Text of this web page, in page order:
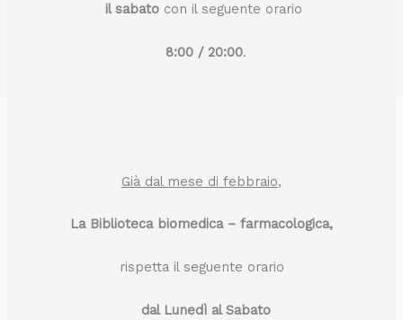
il sabato con il seguente orario
8:00 / 20:00.
Già dal mese di febbraio,
La Biblioteca biomedica – farmacologica,
rispetta il seguente orario
dal Lunedì al Sabato